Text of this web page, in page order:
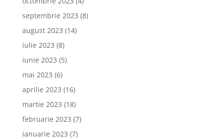
septembrie 2023 (8)
august 2023 (14)
iulie 2023 (8)
iunie 2023 (5)
mai 2023 (6)
aprilie 2023 (16)
martie 2023 (18)
februarie 2023 (7)
ianuarie 2023 (7)